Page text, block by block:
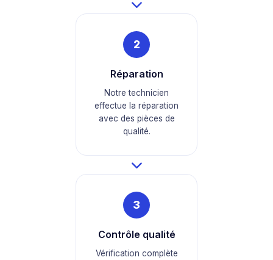
2
Réparation
Notre technicien
effectue la réparation
avec des pièces de
qualité.
3
Contrôle qualité
Vérification complète